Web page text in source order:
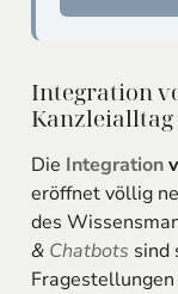
Integration
Kanzleialltag
Die Integration
eröffnet völlig
des
& Chatbots sind